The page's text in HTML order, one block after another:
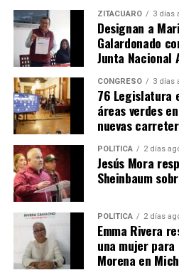
Me gusta esto:
Relacionado
Con acompañamiento
legislativo, la inversión
ZITÁCUARO 3 días
Designan a
Galardonado
Junta Nacional
CONGRESO 3 días
76 Legislatura
áreas verdes
nuevas
POLÍTICA 2 días
Jesús Mora
Sheinbaum
POLÍTICA 2 días
Emma Rivera
una mujer
Morena en